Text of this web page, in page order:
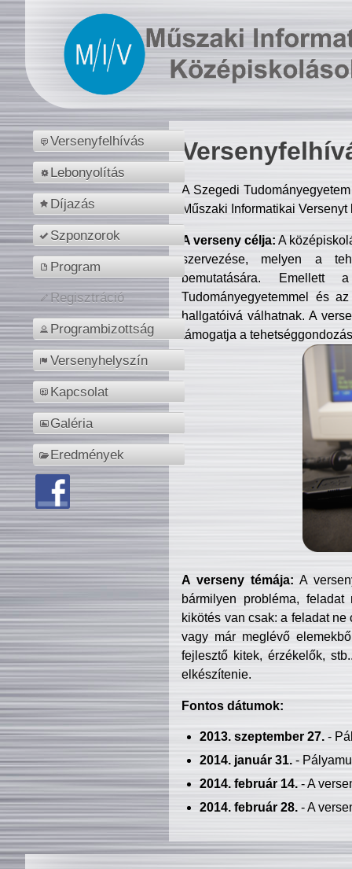
Versenyfelhívás
Lebonyolítás
Díjazás
Szponzorok
Program
Regisztráció
Programbizottság
Versenyhelyszín
Kapcsolat
Galéria
Eredmények
A Szegedi
Műszaki Informatikai
A verseny célja: A
szervezése, melyen a
bemutatására. Emellett
Tudományegyetemmel és
hallgatóivá válhatnak. A
támogatja a
A verseny témája: A
bármilyen probléma, feladat
kikötés van csak: a feladat
vagy már meglévő
fejlesztő kitek, érzékelők,
elkészítenie.
Fontos dátumok:
2013. szeptember 27.-
2014. január 31.-
2014. február 14.- A
2014. február 28.- A